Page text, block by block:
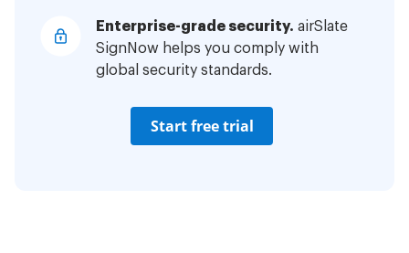
Enterprise-grade security. airSlate
SignNow helps you comply with
global security standards.
Start free trial